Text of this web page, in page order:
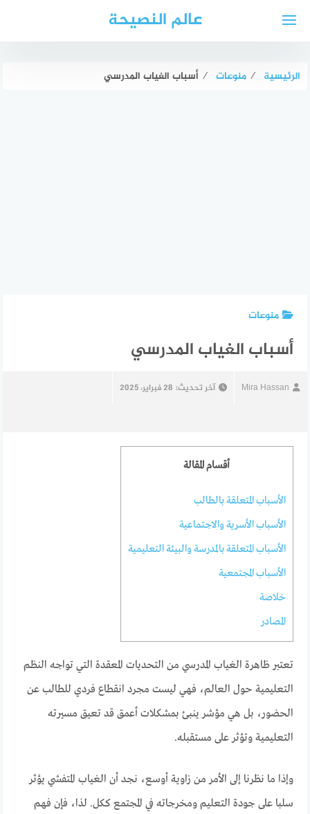
عالم النصيحة
الرئيسية ⁄ منوعات ⁄ أسباب الغياب المدرسي
منوعات
أسباب الغياب المدرسي
Mira Hassan آخر تحديث: 28 فبراير، 2025
أقسام المقالة
الأسباب المتعلقة بالطالب
الأسباب الأسرية والاجتماعية
الأسباب المتعلقة بالمدرسة والبيئة التعليمية
الأسباب المجتمعية
خلاصة
المصادر
تعتبر ظاهرة الغياب المدرسي من التحديات المعقدة التي تواجه النظم
التعليمية حول العالم، فهي ليست مجرد انقطاع فردي للطالب عن
الحضور، بل هي مؤشر ينبئ بمشكلات أعمق قد تعيق مسيرته
التعليمية وتؤثر على مستقبله.
وإذا ما نظرنا إلى الأمر من زاوية أوسع، نجد أن الغياب المتفشي يؤثر
سلبا على جودة التعليم ومخرجاته في المجتمع ككل. لذا، فإن فهم